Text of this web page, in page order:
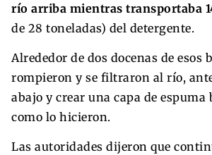
río arriba mientras transportaba
de 28 toneladas) del detergente.
Alrededor de dos docenas de esos
rompieron y se filtraron al río,
abajo y crear una capa de espuma
como lo hicieron.
Las autoridades dijeron que